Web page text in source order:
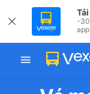
-
app